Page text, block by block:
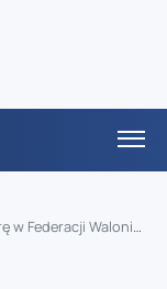
czy cięcia? Rzeczywistość okazuje się bardziej złożona